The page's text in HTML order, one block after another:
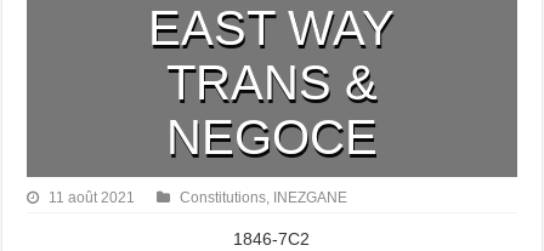
EAST WAY
TRANS &
NEGOCE
11 août 2021 Constitutions, INEZGANE
1846-7C2